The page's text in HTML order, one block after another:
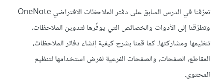
تعرّفنا في الدرس السابق على دفتر الملاحظات الافتراضي OneNote
وتطرّقنا إلى الأدوات والخصائص التي يوفّرها لتدوين الملاحظات،
تنظيمها ومشاركتها. كما قمنا بشرح كيفية إنشاء دفاتر الملاحظات،
المقاطع، الصفحات، والصفحات الفرعية لغرض استخدامها لتنظيم
المحتوى.